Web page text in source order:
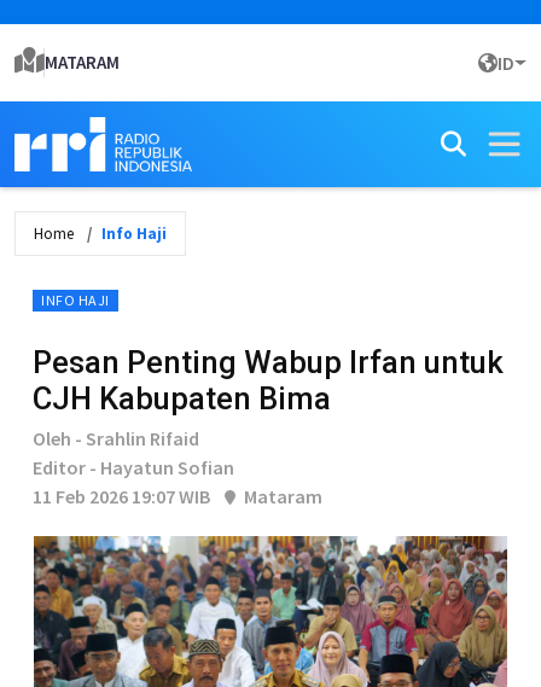
MATARAM ID
Home Info Haji
INFO HAJI
Pesan Penting Wabup Irfan untuk
CJH Kabupaten Bima
Oleh - Srahlin Rifaid
Editor - Hayatun Sofian
11 Feb 2026 19:07 WIB
Mataram